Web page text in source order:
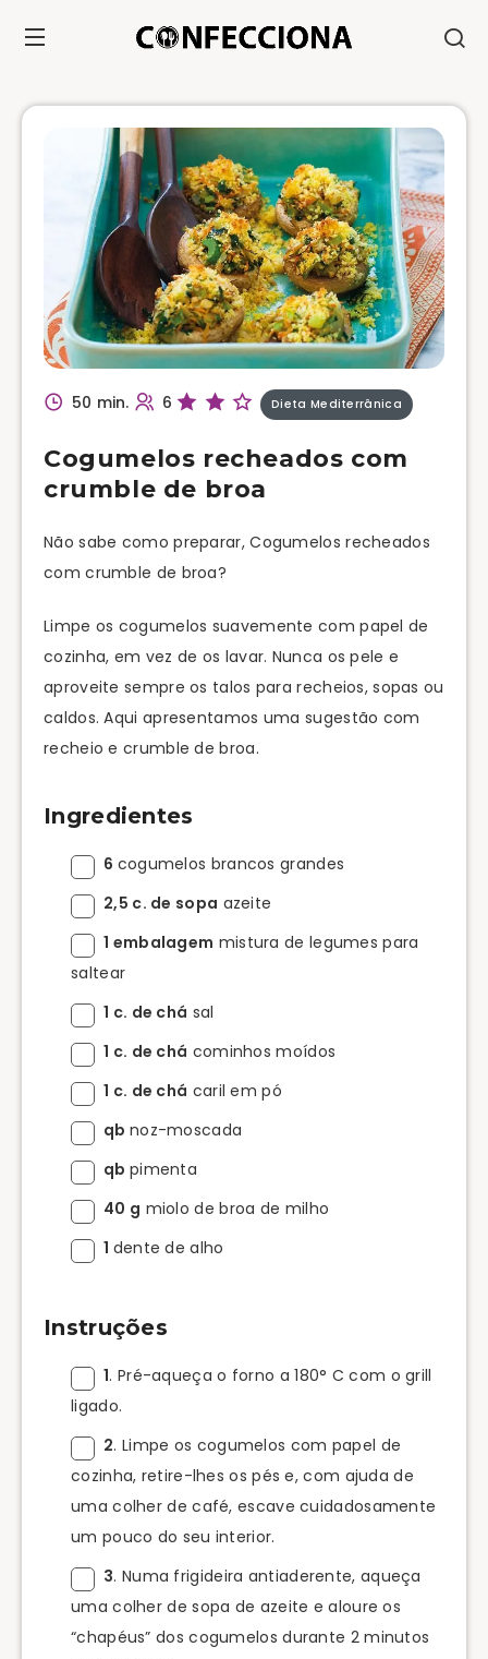
50 min. 6 Dieta Mediterrânica
Cogumelos recheados com
crumble de broa
Não sabe como preparar, Cogumelos recheados
com crumble de broa?
Limpe os cogumelos suavemente com papel de
cozinha, em vez de os lavar. Nunca os pele e
aproveite sempre os talos para recheios, sopas ou
caldos. Aqui apresentamos uma sugestão com
recheio e crumble de broa.
Ingredientes
6 cogumelos brancos grandes
2,5 c. de sopa azeite
1 embalagem mistura de legumes para
saltear
1 c. de chá sal
1 c. de chá cominhos moídos
1 c. de chá caril em pó
qb noz-moscada
qb pimenta
40 g miolo de broa de milho
1 dente de alho
Instruções
1. Pré-aqueça o forno a 180° C com o grill
ligado.
2. Limpe os cogumelos com papel de
cozinha, retire-lhes os pés e, com ajuda de
uma colher de café, escave cuidadosamente
um pouco do seu interior.
3. Numa frigideira antiaderente, aqueça
uma colher de sopa de azeite e aloure os
“chapéus” dos cogumelos durante 2 minutos